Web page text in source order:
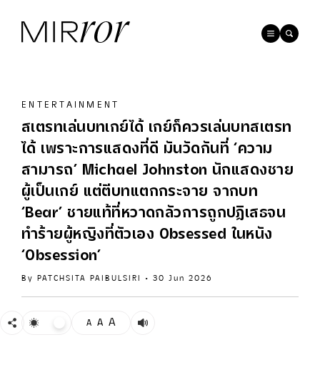
ENTERTAINMENT
สเตรทเล่นบทเกย์ได้ เกย์ก็ควรเล่นบทสเตรท
ได้ เพราะการแสดงที่ดี มันวัดกันที่ ‘ความ
สามารถ’ Michael Johnston นักแสดงชาย
ผู้เป็นเกย์ แต่ตีบทแตกกระจาย จากบท
‘Bear’ ชายแท้ที่หวาดกลัวการถูกปฏิเสธจน
ทำร้ายผู้หญิงที่ตัวเอง Obsessed ในหนัง
‘Obsession’
By PATCHSITA PAIBULSIRI • 30 Jun 2026
A A A